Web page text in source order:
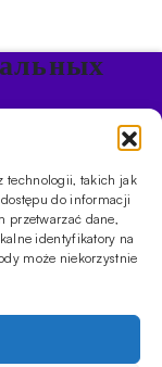
technologii, takich jak
do informacji
przetwarzać dane,
identyfikatory na
może niekorzystnie